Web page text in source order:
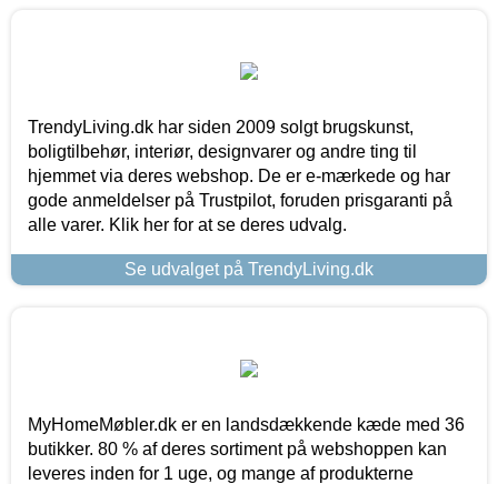
TrendyLiving.dk har siden 2009 solgt brugskunst,
boligtilbehør, interiør, designvarer og andre ting til
hjemmet via deres webshop. De er e-mærkede og har
gode anmeldelser på Trustpilot, foruden prisgaranti på
alle varer. Klik her for at se deres udvalg.
Se udvalget på TrendyLiving.dk
MyHomeMøbler.dk er en landsdækkende kæde med 36
butikker. 80 % af deres sortiment på webshoppen kan
leveres inden for 1 uge, og mange af produkterne